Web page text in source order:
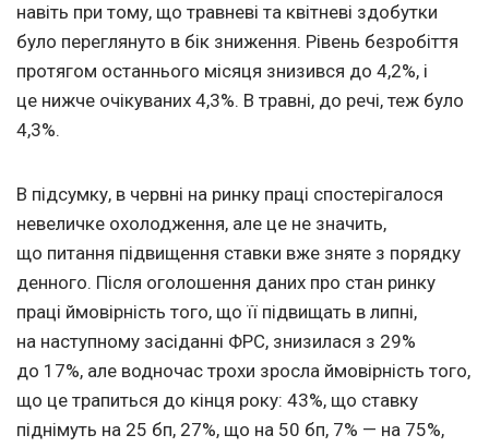
навіть при тому, що травневі та квітневі здобутки
було переглянуто в бік зниження. Рівень безробіття
протягом останнього місяця знизився до 4,2%, і
це нижче очікуваних 4,3%. В травні, до речі, теж було
4,3%.
В підсумку, в червні на ринку праці спостерігалося
невеличке охолодження, але це не значить,
що питання підвищення ставки вже зняте з порядку
денного. Після оголошення даних про стан ринку
праці ймовірність того, що її підвищать в липні,
на наступному засіданні ФРС, знизилася з 29%
до 17%, але водночас трохи зросла ймовірність того,
що це трапиться до кінця року: 43%, що ставку
піднімуть на 25 бп, 27%, що на 50 бп, 7% — на 75%,